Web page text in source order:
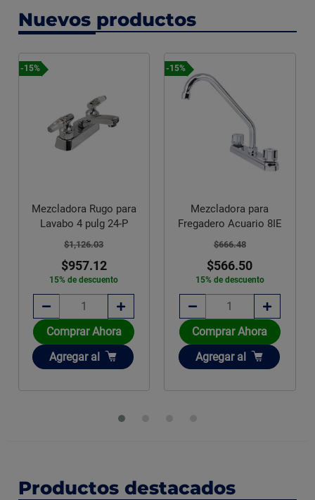
Nuevos productos
-15%
Mezcladora Rugo para
Lavabo 4 pulg 24-P
$1,126.03
$957.12
15% de descuento
Comprar Ahora
Añadir
Agregar al
-15%
Mezcladora para
Fregadero Acuario 8IE
$666.48
$566.50
15% de descuento
Comprar Ahora
Añadir
Agregar al
Productos destacados